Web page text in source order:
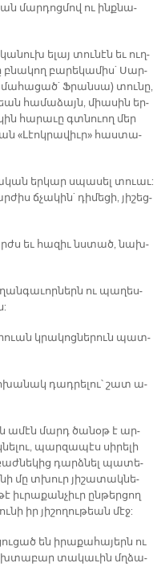
մար­դոց­մով ու ինք­նա­
ե­լայ տու­նէն եւ ուղ­
բնա­կող բա­րե­կա­միս` Սար­
մա­հա­ցած` Ֆրան­սա) տու­նը,
հա­մա­ձայն, միա­սին եր­
հա­րա­ւը գտնուող մեր
«Լէոկ­րա­վիւր» հաս­տա­
եր­կար սպա­սել տուաւ:
ճչա­կին` դի­մե­ցի, յի­շեց­
եւ հա­զիւ նստած, նախ­
ու պա­ղես­
կրա­կոց­նե­րուն պատ­
դադ­րե­լու՝ շատ ա­
ա­մէն մարդ ծա­նօթ է ար­
պար­զա­պէս սի­րե­լի
բաժ­նե­կից դարձ­նել պա­տե­
մը տխուր յի­շա­տակ­նե­
իւ­րա­քան­չիւր ըն­թեր­ցող
իր յի­շո­ղու­թեան մէջ:
են ի­րա­քա­հա­յերն ու
տա­կա­ւին մղձա­